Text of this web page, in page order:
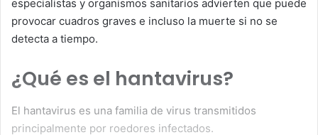
especialistas y organismos sanitarios advierten que puede
provocar cuadros graves e incluso la muerte si no se
detecta a tiempo.
¿Qué es el hantavirus?
El hantavirus es una familia de virus transmitidos
principalmente por roedores infectados.